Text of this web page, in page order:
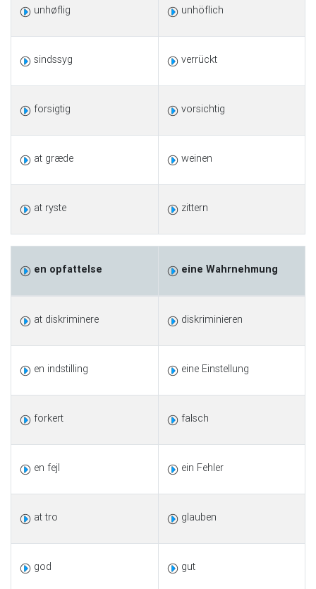
unhøflig unhöflich
sindssyg verrückt
forsigtig vorsichtig
at græde weinen
at ryste zittern
en opfattelse eine Wahrnehmung
at diskriminere diskriminieren
en indstilling eine Einstellung
forkert falsch
en fejl ein Fehler
at tro glauben
god gut